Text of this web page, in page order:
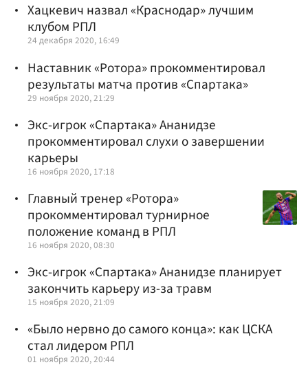
Хацкевич назвал «Краснодар» лучшим
клубом РПЛ
24 декабря 2020, 16:49
Наставник «Ротора» прокомментировал
результаты матча против «Спартака»
29 ноября 2020, 21:29
Экс-игрок «Спартака» Ананидзе
прокомментировал слухи о завершении
карьеры
16 ноября 2020, 17:18
Главный тренер «Ротора»
прокомментировал турнирное
положение команд в РПЛ
16 ноября 2020, 08:30
Экс-игрок «Спартака» Ананидзе планирует
закончить карьеру из-за травм
15 ноября 2020, 21:09
«Было нервно до самого конца»: как ЦСКА
стал лидером РПЛ
01 ноября 2020, 20:44